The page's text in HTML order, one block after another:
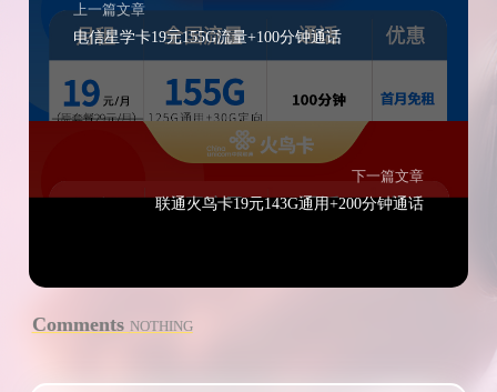
上一篇文章
电信星学卡19元155G流量+100分钟通话
下一篇文章
联通火鸟卡19元143G通用+200分钟通话
Comments NOTHING